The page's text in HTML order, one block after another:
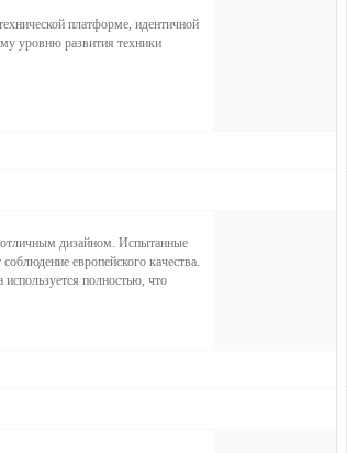
платформе, идентичной
уровню развития техники
дизайном. Испытанные
европейского качества.
полностью, что